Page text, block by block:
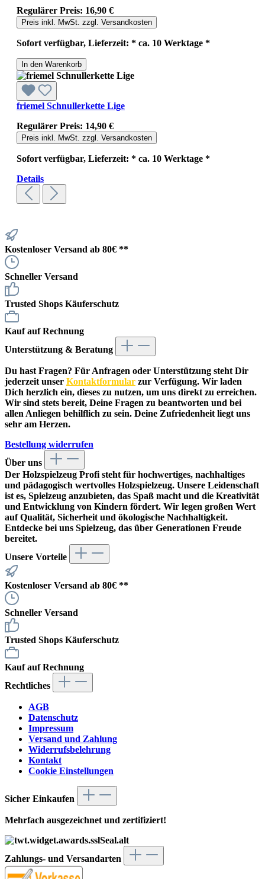
Regulärer Preis: 16,90 €
Preis inkl. MwSt. zzgl. Versandkosten
Sofort verfügbar, Lieferzeit: * ca. 10 Werktage *
In den Warenkorb
friemel Schnullerkette Lige
Regulärer Preis: 14,90 €
Preis inkl. MwSt. zzgl. Versandkosten
Sofort verfügbar, Lieferzeit: * ca. 10 Werktage *
Details
Kostenloser Versand ab 80€ **
Schneller Versand
Trusted Shops Käuferschutz
Kauf auf Rechnung
Unterstützung & Beratung
Du hast Fragen? Für Anfragen oder Unterstützung steht Dir
jederzeit unser Kontaktformular zur Verfügung. Wir laden
Dich herzlich ein, dieses zu nutzen, um uns direkt zu erreichen.
Wir sind stets bereit, Deine Fragen zu beantworten und bei
allen Anliegen behilflich zu sein. Deine Zufriedenheit liegt uns
sehr am Herzen.
Bestellung widerrufen
Über uns
Der Holzspielzeug Profi steht für hochwertiges, nachhaltiges
und pädagogisch wertvolles Holzspielzeug. Unsere Leidenschaft
ist es, Spielzeug anzubieten, das Spaß macht und die Kreativität
und Entwicklung von Kindern fördert. Wir legen großen Wert
auf Qualität, Sicherheit und ökologische Nachhaltigkeit.
Entdecke bei uns Spielzeug, das über Generationen Freude
bereitet.
Unsere Vorteile
Kostenloser Versand ab 80€ **
Schneller Versand
Trusted Shops Käuferschutz
Kauf auf Rechnung
Rechtliches
AGB
Datenschutz
Impressum
Versand und Zahlung
Widerrufsbelehrung
Kontakt
Cookie Einstellungen
Sicher Einkaufen
Mehrfach ausgezeichnet und zertifiziert!
Zahlungs- und Versandarten